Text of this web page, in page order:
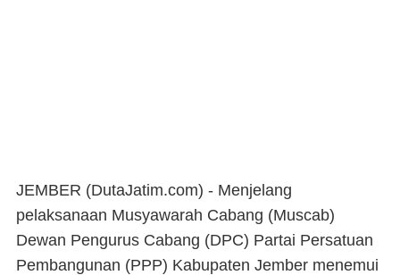
JEMBER (DutaJatim.com) - Menjelang
pelaksanaan Musyawarah Cabang (Muscab)
Dewan Pengurus Cabang (DPC) Partai Persatuan
Pembangunan (PPP) Kabupaten Jember menemui